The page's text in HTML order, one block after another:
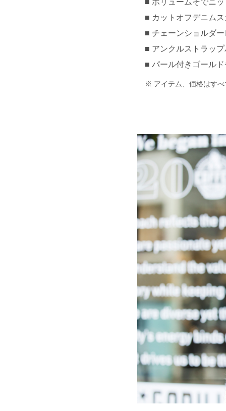
ボリュームそでニ
カットオフデニム
チェーンショルダ
アンクルストラッ
パール付きゴール
アイテム、価格はす